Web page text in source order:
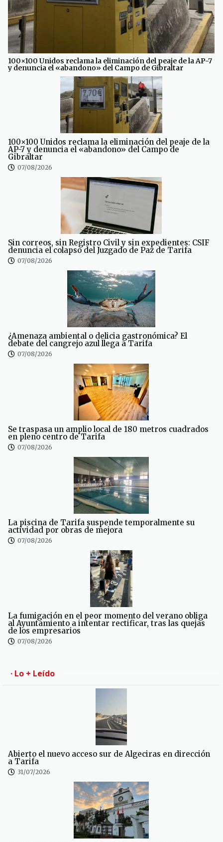
100×100 Unidos reclama la eliminación del peaje de la AP-7
y denuncia el «abandono» del Campo de Gibraltar
100×100 Unidos reclama la eliminación del peaje de la
AP-7 y denuncia el «abandono» del Campo de
Gibraltar
07/08/2026
Sin correos, sin Registro Civil y sin expedientes: CSIF
denuncia el colapso del Juzgado de Paz de Tarifa
07/08/2026
¿Amenaza ambiental o delicia gastronómica? El
debate del cangrejo azul llega a Tarifa
07/08/2026
Se traspasa un amplio local de 180 metros cuadrados
en pleno centro de Tarifa
07/08/2026
La piscina de Tarifa suspende temporalmente su
actividad por obras de mejora
07/08/2026
La fumigación en el peor momento del verano obliga
al Ayuntamiento a intentar rectificar, tras las quejas
de los empresarios
07/08/2026
· Lo + Leído
Abierto el nuevo acceso sur de Algeciras en dirección
a Tarifa
31/07/2026